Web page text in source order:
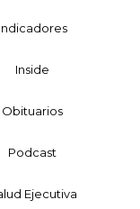
Indicadores
Inside
Obituarios
Podcast
Ejecutiva